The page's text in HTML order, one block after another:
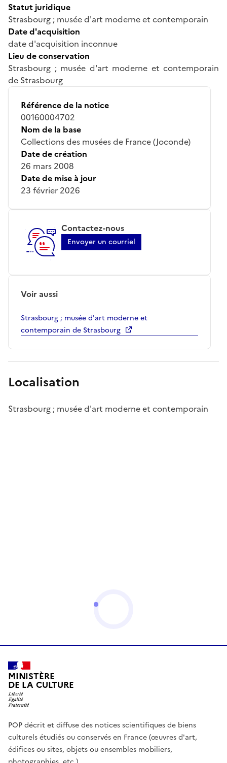
Statut juridique
Strasbourg ; musée d'art moderne et contemporain
Date d'acquisition
date d'acquisition inconnue
Lieu de conservation
Strasbourg ; musée d'art moderne et contemporain
de Strasbourg
Référence de la notice
00160004702
Nom de la base
Collections des musées de France (Joconde)
Date de création
26 mars 2008
Date de mise à jour
23 février 2026
Contactez-nous
Envoyer un courriel
Voir aussi
Strasbourg ; musée d'art moderne et
contemporain de Strasbourg
Localisation
Strasbourg ; musée d'art moderne et contemporain
MINISTÈRE
DE LA CULTURE
POP décrit et diffuse des notices scientifiques de biens
culturels étudiés ou conservés en France (œuvres d'art,
édifices ou sites, objets ou ensembles mobiliers,